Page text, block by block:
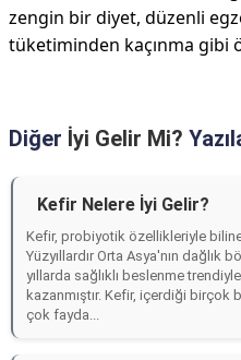
zengin bir diyet, düzenli
tüketiminden kaçınma gibi
Diğer İyi Gelir Mi?
Kefir Nelere İyi Gelir?
Kefir, probiyotik özellikleriyle
Yüzyıllardır Orta Asya'nın dağlık
yıllarda sağlıklı beslenme
kazanmıştır. Kefir, içerdiği birçok
çok fayda...